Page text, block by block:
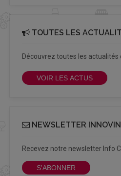
TOUTES LES
Découvrez toutes les actualités
VOIR LES ACTUS
NEWSLETTER INNOVIN
Recevez notre newsletter Info
S'ABONNER